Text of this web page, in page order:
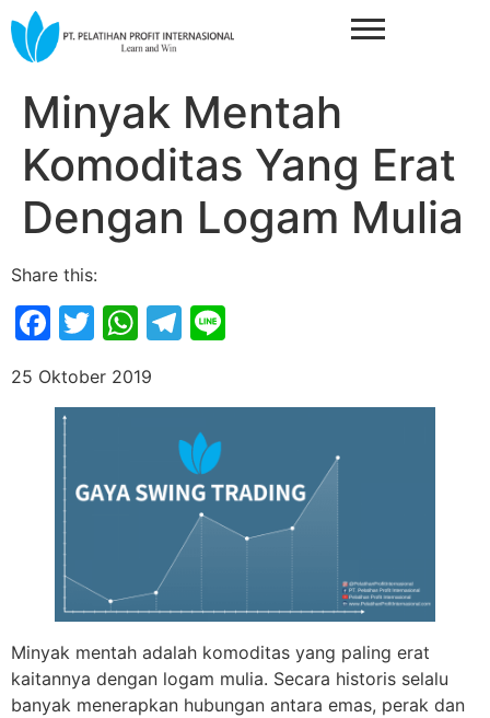
Minyak Mentah
Komoditas Yang Erat
Dengan Logam Mulia
Share this:
Facebook
Twitter
WhatsApp
Telegram
25 Oktober 2019
Minyak mentah adalah komoditas yang paling erat
kaitannya dengan logam mulia. Secara historis selalu
banyak menerapkan hubungan antara emas, perak dan